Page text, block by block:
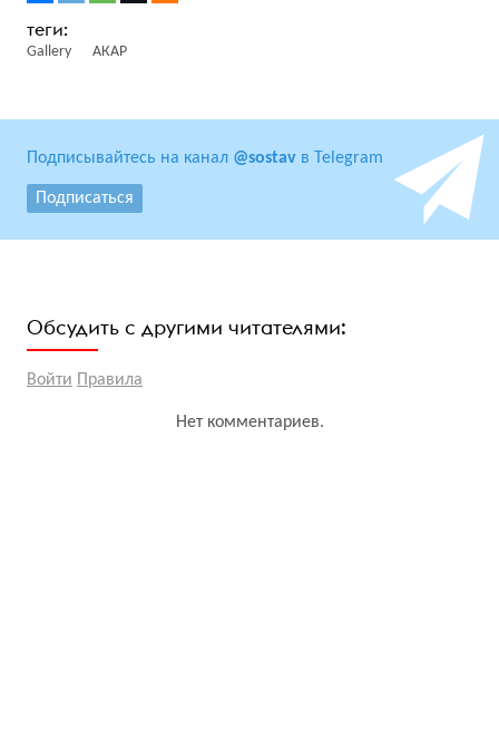
Gallery АКАР
Подписывайтесь на канал @sostav в Telegram
Подписаться
Обсудить с другими читателями:
Войти Правила
Нет комментариев.